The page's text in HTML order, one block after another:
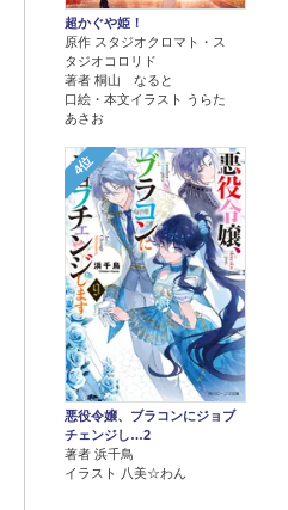
超かぐや姫！
原作 スタジオクロマト・ス
タジオコロリド
著者 桐山 なると
口絵・本文イラスト うらた
あさお
4位
悪役令嬢、ブラコンにジョブ
チェンジし…2
著者 浜千鳥
イラスト 八美☆わん